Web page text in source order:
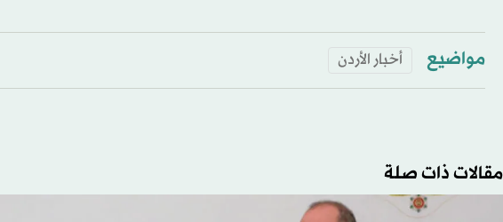
مواضيع أخبار الأردن
مقالات ذات صلة